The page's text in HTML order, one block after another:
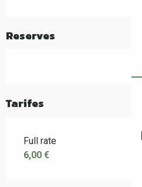
Reserves
Tarifes
Full rate
6,00 €